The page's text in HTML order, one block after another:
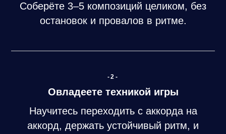
Соберёте 3–5 композиций целиком, без
остановок и провалов в ритме.
-2-
Овладеете техникой игры
Научитесь переходить с аккорда на
аккорд, держать устойчивый ритм, и